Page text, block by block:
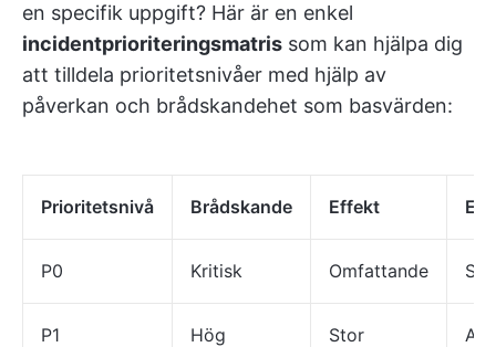
en specifik uppgift? Här är en enkel
incidentprioriteringsmatris som kan hjälpa dig
att tilldela prioritetsnivåer med hjälp av
påverkan och brådskandehet som basvärden:
Prioritetsnivå Brådskande Effekt
P0 Kritisk Omfattande
P1 Hög Stor